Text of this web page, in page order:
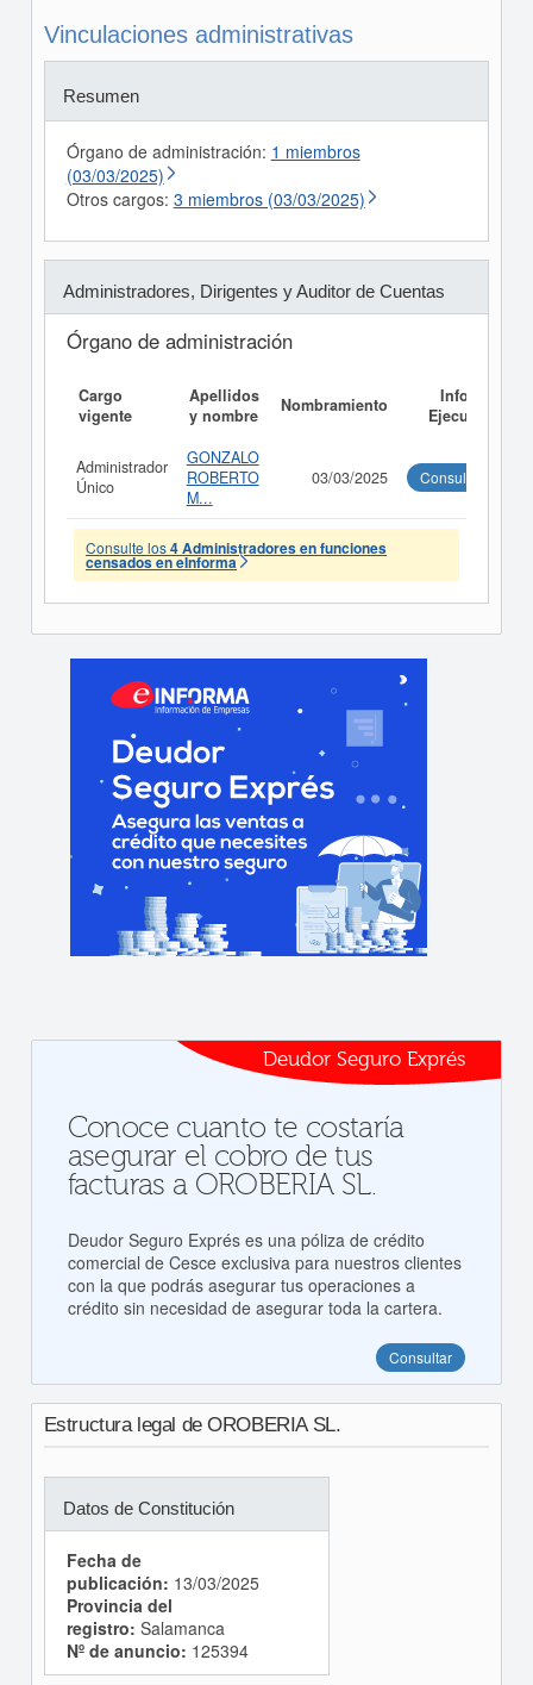
Vinculaciones administrativas
Resumen
Órgano de administración: 1 miembros
(03/03/2025)
Otros cargos: 3 miembros (03/03/2025)
Administradores, Dirigentes y Auditor de Cuentas
Órgano de administración
Cargo
vigente
Apellidos
y nombre
Nombramiento
Informe
Ejecutivo
Administrador
Único
GONZALO
ROBERTO
M...
03/03/2025 Consultar
Consulte los4 Administradores en funciones
censados en eInforma
Deudor Seguro Exprés
Conoce cuanto te costaría
asegurar el cobro de tus
facturas a OROBERIA SL.
Deudor Seguro Exprés es una póliza de crédito
comercial de Cesce exclusiva para nuestros clientes
con la que podrás asegurar tus operaciones a
crédito sin necesidad de asegurar toda la cartera.
Consultar
Estructura legal de OROBERIA SL.
Datos de Constitución
Fecha de
publicación: 13/03/2025
Provincia del
registro: Salamanca
Nº de anuncio: 125394